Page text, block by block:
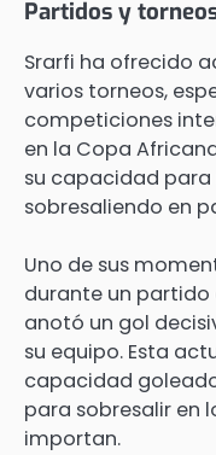
Partidos y
Srarfi ha ofrecido
varios torneos,
competiciones
en la Copa
su capacidad para
sobresaliendo en
Uno de sus
durante un
anotó un gol
su equipo. Esta
capacidad
para sobresalir en
importan.